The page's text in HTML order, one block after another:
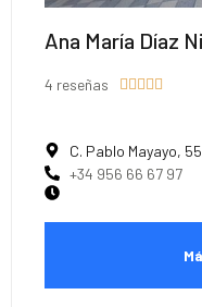
Ana María Díaz
4 reseñas     
C. Pablo Mayayo,
+34 956 66 67 97